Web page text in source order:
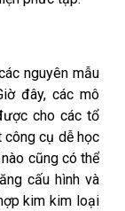
nguyên mẫu
đây, các mô
cho các tổ
cụ dễ học
cũng có thể
cấu hình và
kim kim loại